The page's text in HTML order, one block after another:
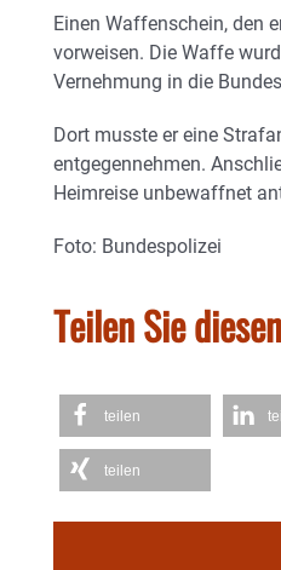
Einen Waffenschein, den
vorweisen. Die Waffe
Vernehmung in die
Dort musste er eine
entgegennehmen.
Heimreise unbewaffnet
Foto: Bundespolizei
Teilen Sie
teilen
teilen